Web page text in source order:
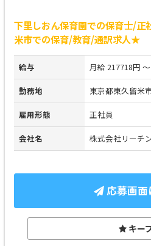
下里しおん保育園での保育士/
米市での保育/教育/通訳求人★
給与 月給 217718円
勤務地 東京都東久留米
雇用形態 正社員
会社名 株式会社リーチ
応募画面
キー